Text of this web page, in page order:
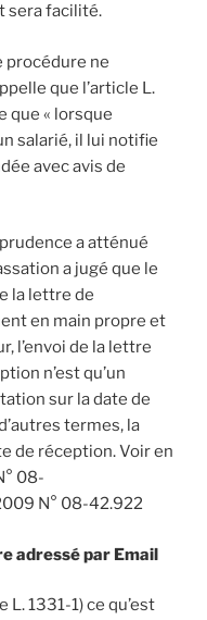
sera facilité.
procédure ne
que l’article L.
que « lorsque
salarié, il lui notifie
avec avis de
a atténué
a jugé que le
la lettre de
en main propre et
l’envoi de la lettre
n’est qu’un
sur la date de
termes, la
de réception. Voir en
08-
N° 08-42.922
adressé par Email
1331-1) ce qu’est